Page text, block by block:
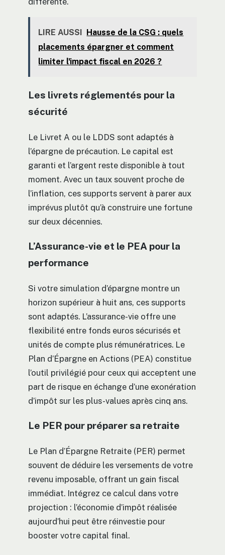
LIRE AUSSI Hausse de la CSG : quels
placements épargner et comment
limiter l'impact fiscal en 2026 ?
Les livrets réglementés pour la
sécurité
Le Livret A ou le LDDS sont adaptés à
l’épargne de précaution. Le capital est
garanti et l’argent reste disponible à tout
moment. Avec un taux souvent proche de
l’inflation, ces supports servent à parer aux
imprévus plutôt qu’à construire une fortune
sur deux décennies.
L’Assurance-vie et le PEA pour la
performance
Si votre simulation d’épargne montre un
horizon supérieur à huit ans, ces supports
sont adaptés. L’assurance-vie offre une
flexibilité entre fonds euros sécurisés et
unités de compte plus rémunératrices. Le
Plan d’Épargne en Actions (PEA) constitue
l’outil privilégié pour ceux qui acceptent une
part de risque en échange d’une exonération
d’impôt sur les plus-values après cinq ans.
Le PER pour préparer sa retraite
Le Plan d’Épargne Retraite (PER) permet
souvent de déduire les versements de votre
revenu imposable, offrant un gain fiscal
immédiat. Intégrez ce calcul dans votre
projection : l’économie d’impôt réalisée
aujourd’hui peut être réinvestie pour
booster votre capital final.